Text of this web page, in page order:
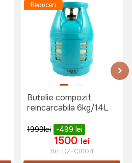
Reduceri
Butelie compozit
reincarcabila 6kg/14L
1999lei -499 lei
1500 lei
Art: DZ-CB104